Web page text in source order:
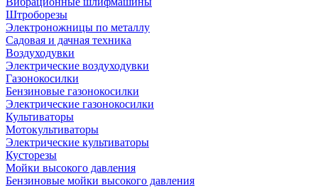
Штроборезы
Электроножницы по металлу
Садовая и дачная техника
Воздуходувки
Электрические воздуходувки
Газонокосилки
Бензиновые газонокосилки
Электрические газонокосилки
Культиваторы
Мотокультиваторы
Электрические культиваторы
Кусторезы
Мойки высокого давления
Бензиновые мойки высокого давления